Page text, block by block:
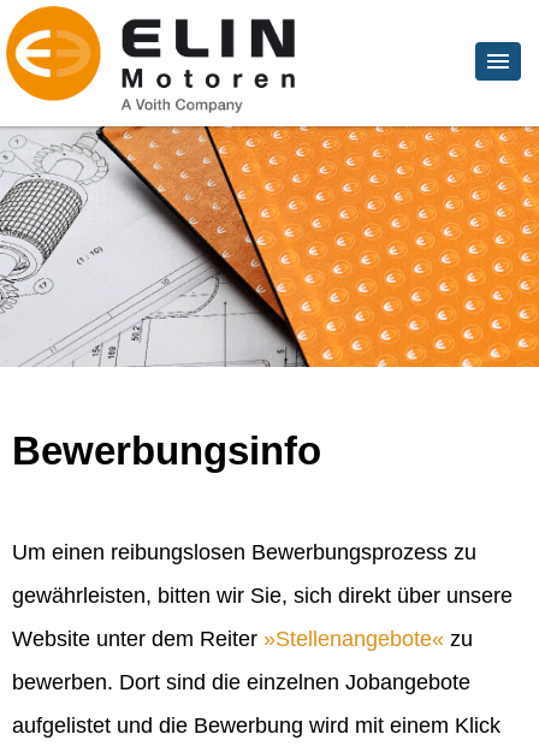
Bewerbungsinfo
Um einen reibungslosen Bewerbungsprozess zu
gewährleisten, bitten wir Sie, sich direkt über unsere
Website unter dem Reiter
Stellenangebote
zu
bewerben. Dort sind die einzelnen Jobangebote
aufgelistet und die Bewerbung wird mit einem Klick